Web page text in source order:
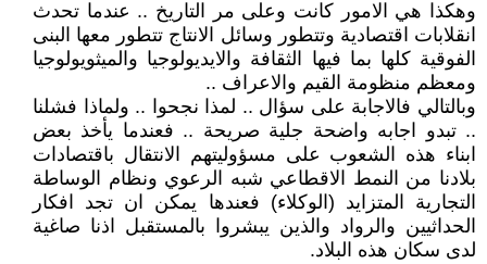
وهكذا هي الامور كانت وعلى مر التاريخ .. عندما تحدث
انقلابات اقتصادية وتتطور وسائل الانتاج تتطور معها البنى
الفوقية كلها بما فيها الثقافة والايديولوجيا والميثويولوجيا
ومعظم منظومة القيم والاعراف ..
وبالتالي فالاجابة على سؤال .. لمذا نجحوا .. ولماذا فشلنا
.. تبدو اجابه واضحة جلية صريحة .. فعندما يأخذ بعض
ابناء هذه الشعوب على مسؤوليتهم الانتقال باقتصادات
بلادنا من النمط الاقطاعي شبه الرعوي ونظام الوساطة
التجارية المتزايد (الوكلاء) فعندها يمكن ان تجد افكار
الحداثيين والرواد والذين يبشروا بالمستقبل اذنا صاغية
لدى سكان هذه البلاد.